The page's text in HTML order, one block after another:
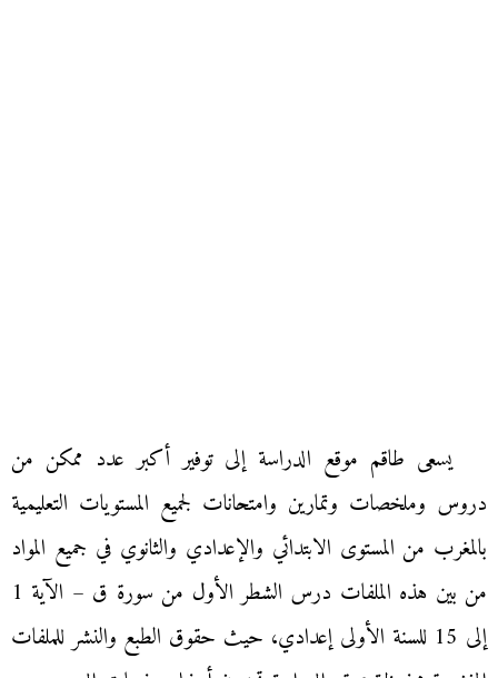
يسعى طاقم موقع الدراسة إلى توفير أكبر عدد ممكن من
دروس وملخصات وتمارين وامتحانات لجميع المستويات التعليمية
بالمغرب من المستوى الابتدائي والإعدادي والثانوي في جميع المواد
من بين هذه الملفات درس الشطر الأول من سورة ق – الآية 1
إلى 15 للسنة الأولى إعدادي، حيث حقوق الطبع والنشر للملفات